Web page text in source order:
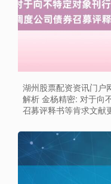
湖州股票配资资讯门户
解析 金杨精密: 对于向
召募评释书等肯求文献